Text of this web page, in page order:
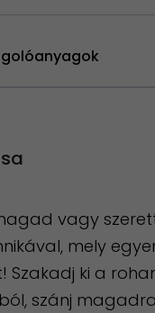
vagy
mely
Szakadj ki a
szánj